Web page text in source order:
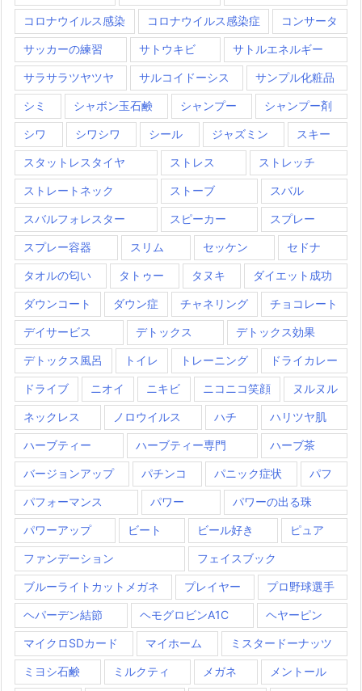
コロナウイルス感染 コロナウイルス感染症 コンサータ
サッカーの練習 サトウキビ サトルエネルギー
サラサラツヤツヤ サルコイドーシス サンプル化粧品
シミ シャボン玉石鹸 シャンプー シャンプー剤
シワ シワシワ シール ジャズミン スキー
スタットレスタイヤ ストレス ストレッチ
ストレートネック ストーブ スバル
スバルフォレスター スピーカー スプレー
スプレー容器 スリム セッケン セドナ
タオルの匂い タトゥー タヌキ ダイエット成功
ダウンコート ダウン症 チャネリング チョコレート
デイサービス デトックス デトックス効果
デトックス風呂 トイレ トレーニング ドライカレー
ドライブ ニオイ ニキビ ニコニコ笑顔 ヌルヌル
ネックレス ノロウイルス ハチ ハリツヤ肌
ハーブティー ハーブティー専門 ハーブ茶
バージョンアップ パチンコ パニック症状 パフ
パフォーマンス パワー パワーの出る珠
パワーアップ ビート ビール好き ピュア
ファンデーション フェイスブック
ブルーライトカットメガネ プレイヤー プロ野球選手
ヘパーデン結節 ヘモグロビンA1C ヘヤーピン
マイクロSDカード マイホーム ミスタードーナッツ
ミヨシ石鹸 ミルクティ メガネ メントール